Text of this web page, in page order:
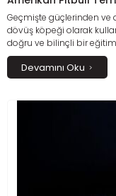
Geçmişte güçlerinden ve
dövüş köpeği olarak
doğru ve bilinçli bir
alabilirler.
Devamını Oku